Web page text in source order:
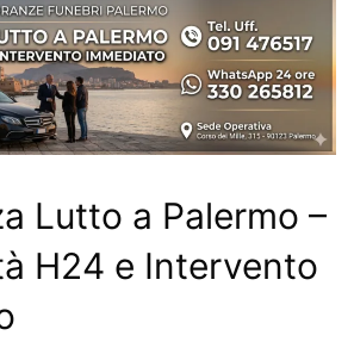
Lutto a Palermo –
H24 e Intervento